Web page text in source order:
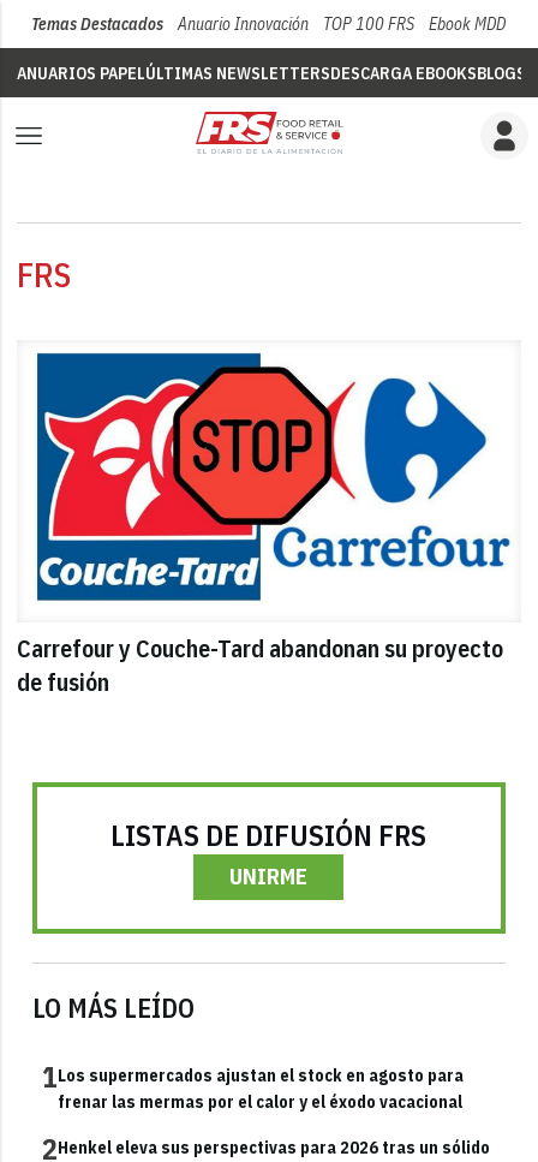
Temas Destacados Anuario Innovación TOP 100 FRS Ebook MDD
ANUARIOS PAPELÚLTIMAS NEWSLETTERSDESCARGA EBOOKSBLOGS
FRS
Carrefour y Couche-Tard abandonan su proyecto
de fusión
LISTAS DE DIFUSIÓN FRS
UNIRME
LO MÁS LEÍDO
1Los supermercados ajustan el stock en agosto para
frenar las mermas por el calor y el éxodo vacacional
2Henkel eleva sus perspectivas para 2026 tras un sólido